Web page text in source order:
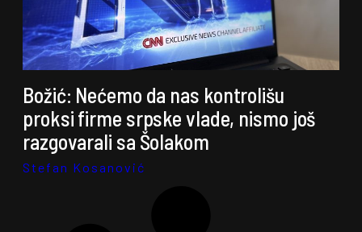
Božić: Nećemo da nas kontrolišu
proksi firme srpske vlade, nismo još
razgovarali sa Šolakom
Stefan Kosanović